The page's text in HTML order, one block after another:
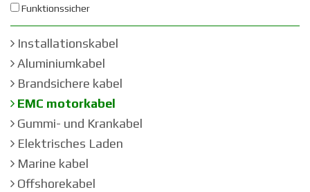
Funktionssicher
Installationskabel
Aluminiumkabel
Brandsichere kabel
EMC motorkabel
Gummi- und Krankabel
Elektrisches Laden
Marine kabel
Offshorekabel